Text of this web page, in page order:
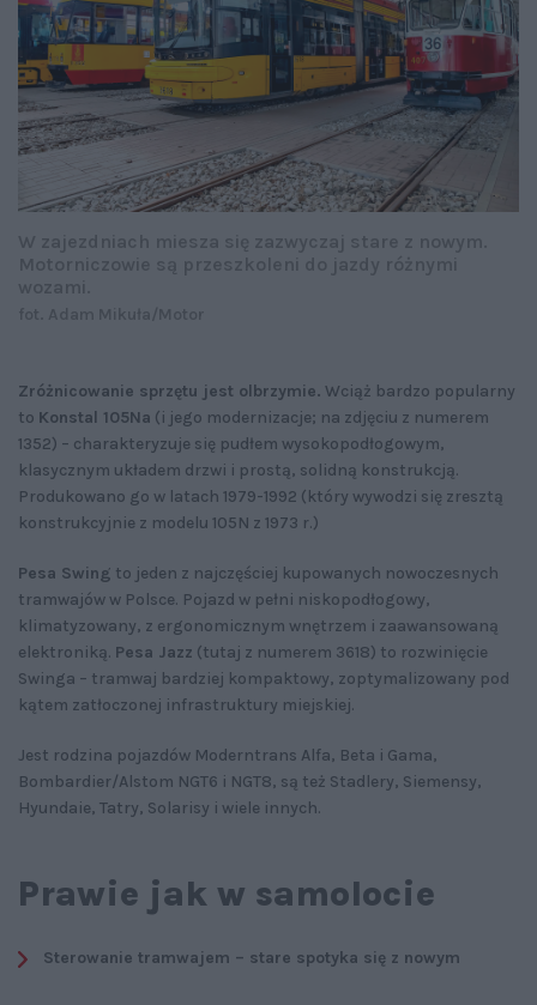
Zróżnicowanie sprzętu jest olbrzymie. Wciąż bardzo popularny
to Konstal 105Na (i jego modernizacje; na zdjęciu z numerem
1352) – charakteryzuje się pudłem wysokopodłogowym,
klasycznym układem drzwi i prostą, solidną konstrukcją.
Produkowano go w latach 1979-1992 (który wywodzi się zresztą
konstrukcyjnie z modelu 105N z 1973 r.)
Pesa Swing to jeden z najczęściej kupowanych nowoczesnych
tramwajów w Polsce. Pojazd w pełni niskopodłogowy,
klimatyzowany, z ergonomicznym wnętrzem i zaawansowaną
elektroniką. Pesa Jazz (tutaj z numerem 3618) to rozwinięcie
Swinga – tramwaj bardziej kompaktowy, zoptymalizowany pod
kątem zatłoczonej infrastruktury miejskiej.
Jest rodzina pojazdów Moderntrans Alfa, Beta i Gama,
Bombardier/Alstom NGT6 i NGT8, są też Stadlery, Siemensy,
Hyundaie, Tatry, Solarisy i wiele innych.
Prawie jak w samolocie
Sterowanie tramwajem – stare spotyka się z nowym